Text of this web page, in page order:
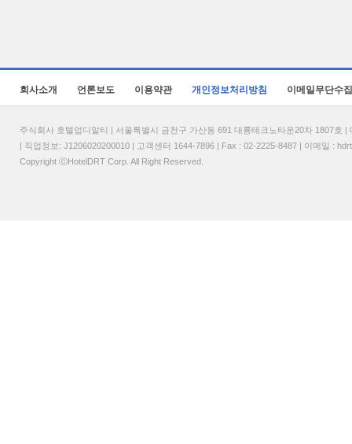
회사소개 언론보도 이용약관 개인정보처리방침 이메일무단수
주식회사 호텔업디알티 | 서울특별시 금천구 가산동 691 대륭테크노타운20차 1807
| 직업정보: J1206020200010 | 고객센터 1644-7896 | Fax : 02-2225-8487 | 이메일 :
Copyright ⓒHotelDRT Corp. All Right Reserved.